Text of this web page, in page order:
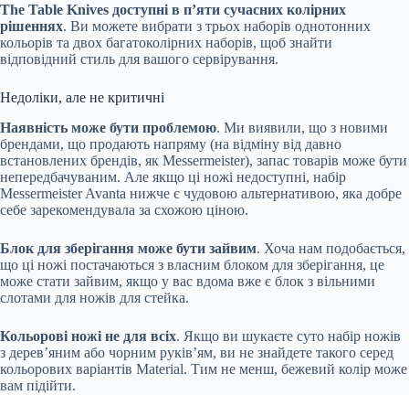
The Table Knives доступні в п’яти сучасних колірних
рішеннях. Ви можете вибрати з трьох наборів однотонних
кольорів та двох багатоколірних наборів, щоб знайти
відповідний стиль для вашого сервірування.
Недоліки, але не критичні
Наявність може бути проблемою. Ми виявили, що з новими
брендами, що продають напряму (на відміну від давно
встановлених брендів, як Messermeister), запас товарів може бути
непередбачуваним. Але якщо ці ножі недоступні, набір
Messermeister Avanta нижче є чудовою альтернативою, яка добре
себе зарекомендувала за схожою ціною.
Блок для зберігання може бути зайвим. Хоча нам подобається,
що ці ножі постачаються з власним блоком для зберігання, це
може стати зайвим, якщо у вас вдома вже є блок з вільними
слотами для ножів для стейка.
Кольорові ножі не для всіх. Якщо ви шукаєте суто набір ножів
з дерев’яним або чорним руків’ям, ви не знайдете такого серед
кольорових варіантів Material. Тим не менш, бежевий колір може
вам підійти.